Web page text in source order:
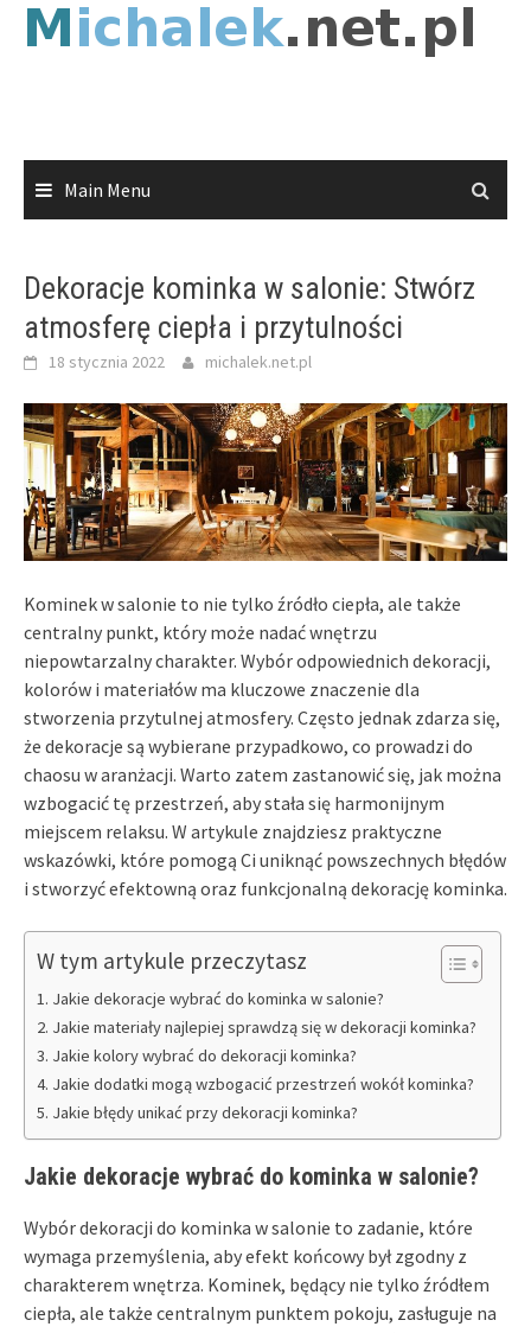
Skip
Main Menu
Dekoracje kominka w salonie: Stwórz
atmosferę ciepła i przytulności
18 stycznia 2022 michalek.net.pl
Kominek w salonie to nie tylko źródło ciepła, ale także
centralny punkt, który może nadać wnętrzu
niepowtarzalny charakter. Wybór odpowiednich dekoracji,
kolorów i materiałów ma kluczowe znaczenie dla
stworzenia przytulnej atmosfery. Często jednak zdarza się,
że dekoracje są wybierane przypadkowo, co prowadzi do
chaosu w aranżacji. Warto zatem zastanowić się, jak można
wzbogacić tę przestrzeń, aby stała się harmonijnym
miejscem relaksu. W artykule znajdziesz praktyczne
wskazówki, które pomogą Ci uniknąć powszechnych błędów
i stworzyć efektowną oraz funkcjonalną dekorację kominka.
W tym artykule przeczytasz
Jakie dekoracje wybrać do kominka w salonie?
Jakie materiały najlepiej sprawdzą się w dekoracji kominka?
Jakie kolory wybrać do dekoracji kominka?
Jakie dodatki mogą wzbogacić przestrzeń wokół kominka?
Jakie błędy unikać przy dekoracji kominka?
Jakie dekoracje wybrać do kominka w salonie?
Wybór dekoracji do kominka w salonie to zadanie, które
wymaga przemyślenia, aby efekt końcowy był zgodny z
charakterem wnętrza. Kominek, będący nie tylko źródłem
ciepła, ale także centralnym punktem pokoju, zasługuje na